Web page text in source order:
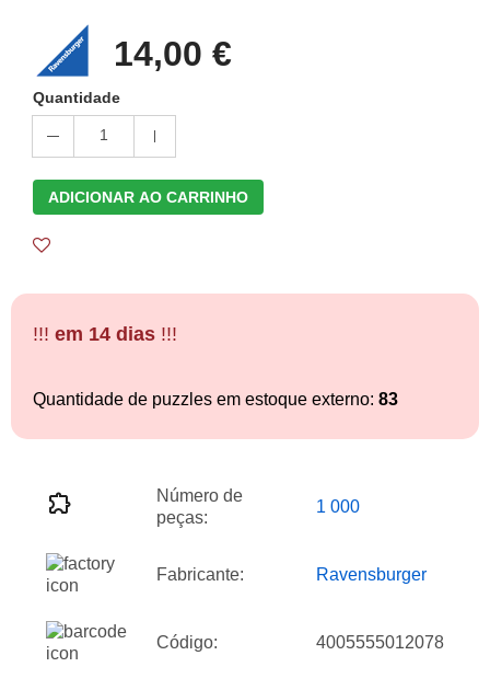
14,00 €
Quantidade
1
ADICIONAR AO CARRINHO
!!! em 14 dias !!!
Quantidade de puzzles em estoque externo: 83
Número de
peças:
1 000
Fabricante: Ravensburger
Código: 4005555012078